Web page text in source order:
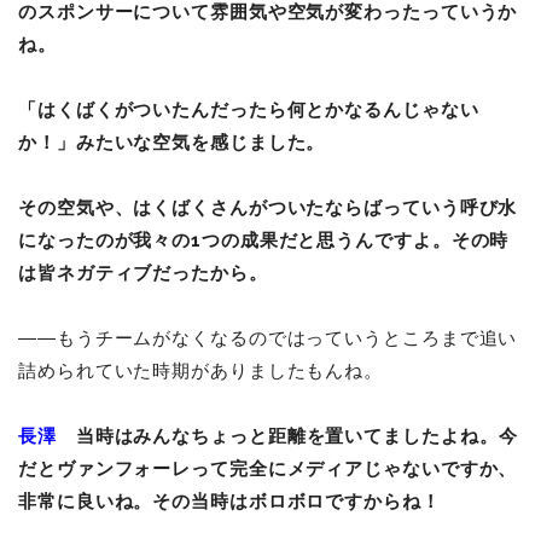
のスポンサーについて雰囲気や空気が変わったっていうか
ね。
「はくばくがついたんだったら何とかなるんじゃない
か！」みたいな空気を感じました。
その空気や、はくばくさんがついたならばっていう呼び水
になったのが我々の1つの成果だと思うんですよ。その時
は皆ネガティブだったから。
――もうチームがなくなるのではっていうところまで追い
詰められていた時期がありましたもんね。
長澤
当時はみんなちょっと距離を置いてましたよね。今
だとヴァンフォーレって完全にメディアじゃないですか、
非常に良いね。その当時はボロボロですからね！